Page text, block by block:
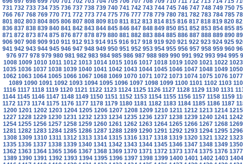
731 732 733 734 735 736 737 738 739 740 741 742 743 744 745 746 747 748 749 750
766 767 768 769 770 771 772 773 774 775 776 777 778 779 780 781 782 783 784 785
801 802 803 804 805 806 807 808 809 810 811 812 813 814 815 816 817 818 819 820
836 837 838 839 840 841 842 843 844 845 846 847 848 849 850 851 852 853 854 855
871 872 873 874 875 876 877 878 879 880 881 882 883 884 885 886 887 888 889 890
906 907 908 909 910 911 912 913 914 915 916 917 918 919 920 921 922 923 924 925
941 942 943 944 945 946 947 948 949 950 951 952 953 954 955 956 957 958 959 960
976 977 978 979 980 981 982 983 984 985 986 987 988 989 990 991 992 993 994 995
1008 1009 1010 1011 1012 1013 1014 1015 1016 1017 1018 1019 1020 1021 1022 1023
1035 1036 1037 1038 1039 1040 1041 1042 1043 1044 1045 1046 1047 1048 1049 1050
1062 1063 1064 1065 1066 1067 1068 1069 1070 1071 1072 1073 1074 1075 1076 1077
1089 1090 1091 1092 1093 1094 1095 1096 1097 1098 1099 1100 1101 1102 1103
1116 1117 1118 1119 1120 1121 1122 1123 1124 1125 1126 1127 1128 1129 1130 1131
1144 1145 1146 1147 1148 1149 1150 1151 1152 1153 1154 1155 1156 1157 1158 1159
1172 1173 1174 1175 1176 1177 1178 1179 1180 1181 1182 1183 1184 1185 1186 1187
1200 1201 1202 1203 1204 1205 1206 1207 1208 1209 1210 1211 1212 1213 1214 1215
1227 1228 1229 1230 1231 1232 1233 1234 1235 1236 1237 1238 1239 1240 1241 1242
1254 1255 1256 1257 1258 1259 1260 1261 1262 1263 1264 1265 1266 1267 1268 1269
1281 1282 1283 1284 1285 1286 1287 1288 1289 1290 1291 1292 1293 1294 1295 1296
1308 1309 1310 1311 1312 1313 1314 1315 1316 1317 1318 1319 1320 1321 1322 1323
1335 1336 1337 1338 1339 1340 1341 1342 1343 1344 1345 1346 1347 1348 1349 1350
1362 1363 1364 1365 1366 1367 1368 1369 1370 1371 1372 1373 1374 1375 1376 1377
1389 1390 1391 1392 1393 1394 1395 1396 1397 1398 1399 1400 1401 1402 1403 1404